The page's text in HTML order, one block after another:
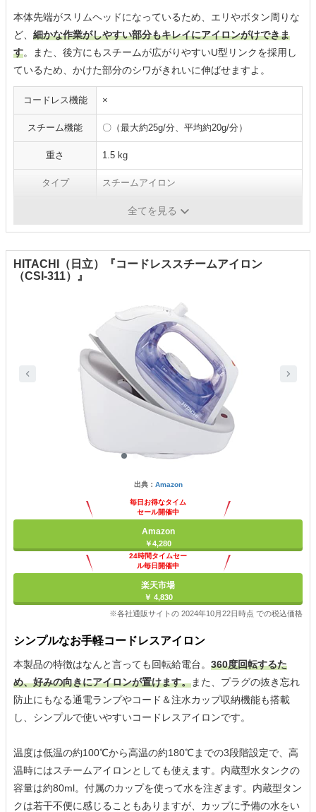
本体先端がスリムヘッドになっているため、エリやボタン周りな
ど、 細かな作業がしやすい部分もキレイにアイロンがけできま
す。また、後方にもスチームが広がりやすいU型リンクを採用し
ているため、かけた部分のシワがきれいに伸ばせますよ。
コードレス機能 ×
スチーム機能 〇（最大約25g/分、平均約20g/分）
重さ 1.5 kg
タイプ スチームアイロン
全てを見る
HITACHI（日立）『コードレススチームアイロン
（CSI-311）』
出典： Amazon
毎日お得なタイム
セール開催中
Amazon
￥4,280
24時間タイムセー
ル毎日開催中
楽天市場
￥ 4,830
※各社通販サイトの 2024年10月22日時点 での税込価格
シンプルなお手軽コードレスアイロン
本製品の特徴はなんと言っても回転給電台。 360度回転するた
め、好みの向きにアイロンが置けます。また、プラグの抜き忘れ
防止にもなる通電ランプやコード＆注水カップ収納機能も搭載
し、シンプルで使いやすいコードレスアイロンです。
温度は低温の約100℃から高温の約180℃までの3段階設定で、高
温時にはスチームアイロンとしても使えます。内蔵型水タンクの
容量は約80ml。付属のカップを使って水を注ぎます。内蔵型タン
クは若干不便に感じることもありますが、カップに予備の水をい